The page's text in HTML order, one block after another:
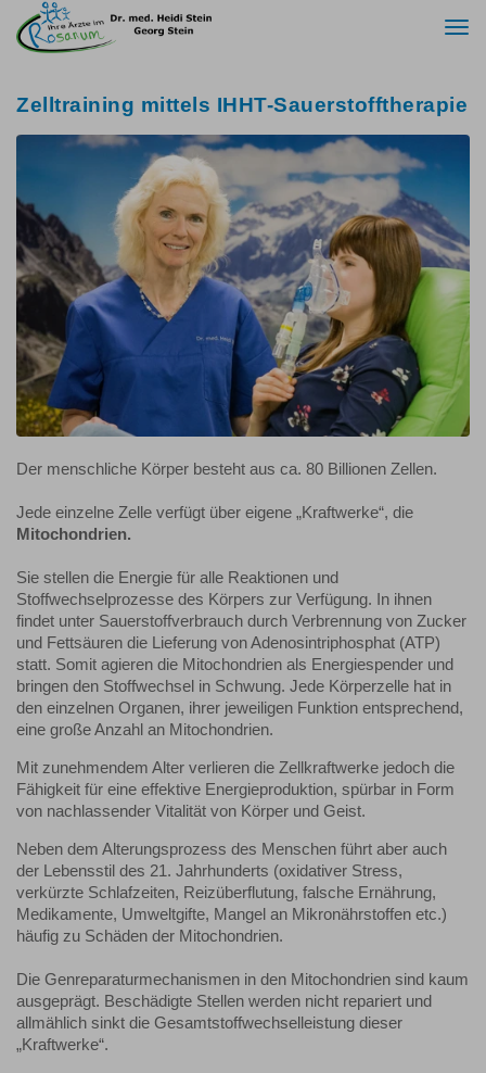
Zelltraining mittels IHHT-Sauerstofftherapie
Der menschliche Körper besteht aus ca. 80 Billionen Zellen.
Jede einzelne Zelle verfügt über eigene „Kraftwerke“, die
Mitochondrien.
Sie stellen die Energie für alle Reaktionen und
Stoffwechselprozesse des Körpers zur Verfügung. In ihnen
findet unter Sauerstoffverbrauch durch Verbrennung von Zucker
und Fettsäuren die Lieferung von Adenosintriphosphat (ATP)
statt. Somit agieren die Mitochondrien als Energiespender und
bringen den Stoffwechsel in Schwung. Jede Körperzelle hat in
den einzelnen Organen, ihrer jeweiligen Funktion entsprechend,
eine große Anzahl an Mitochondrien.
Mit zunehmendem Alter verlieren die Zellkraftwerke jedoch die
Fähigkeit für eine effektive Energieproduktion, spürbar in Form
von nachlassender Vitalität von Körper und Geist.
Neben dem Alterungsprozess des Menschen führt aber auch
der Lebensstil des 21. Jahrhunderts (oxidativer Stress,
verkürzte Schlafzeiten, Reizüberflutung, falsche Ernährung,
Medikamente, Umweltgifte, Mangel an Mikronährstoffen etc.)
häufig zu Schäden der Mitochondrien.
Die Genreparaturmechanismen in den Mitochondrien sind kaum
ausgeprägt. Beschädigte Stellen werden nicht repariert und
allmählich sinkt die Gesamtstoffwechselleistung dieser
„Kraftwerke“.